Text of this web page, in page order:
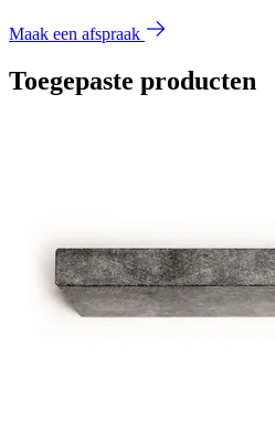
Maak een afspraak
Toegepaste producten